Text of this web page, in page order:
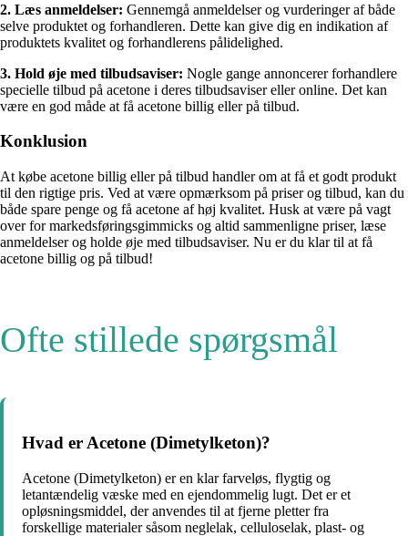
2. Læs anmeldelser: Gennemgå anmeldelser og vurderinger af både
selve produktet og forhandleren. Dette kan give dig en indikation af
produktets kvalitet og forhandlerens pålidelighed.
3. Hold øje med tilbudsaviser: Nogle gange annoncerer forhandlere
specielle tilbud på acetone i deres tilbudsaviser eller online. Det kan
være en god måde at få acetone billig eller på tilbud.
Konklusion
At købe acetone billig eller på tilbud handler om at få et godt produkt
til den rigtige pris. Ved at være opmærksom på priser og tilbud, kan du
både spare penge og få acetone af høj kvalitet. Husk at være på vagt
over for markedsføringsgimmicks og altid sammenligne priser, læse
anmeldelser og holde øje med tilbudsaviser. Nu er du klar til at få
acetone billig og på tilbud!
Ofte stillede spørgsmål
Hvad er Acetone (Dimetylketon)?
Acetone (Dimetylketon) er en klar farveløs, flygtig og
letantændelig væske med en ejendommelig lugt. Det er et
opløsningsmiddel, der anvendes til at fjerne pletter fra
forskellige materialer såsom neglelak, celluloselak, plast- og